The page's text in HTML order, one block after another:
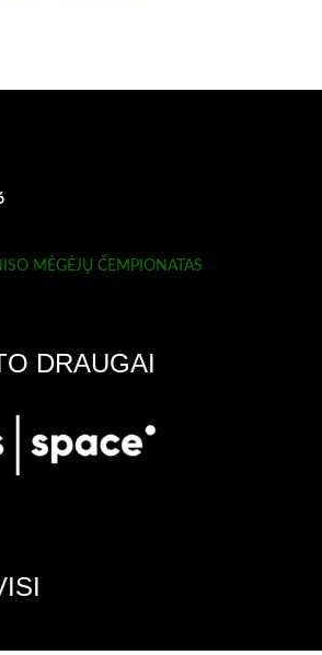
MĖGĖJŲ ČEMPIONATAS
DRAUGAI